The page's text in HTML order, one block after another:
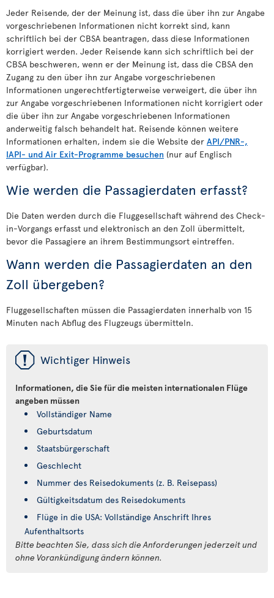
Jeder Reisende, der der Meinung ist, dass die über ihn zur Angabe
vorgeschriebenen Informationen nicht korrekt sind, kann
schriftlich bei der CBSA beantragen, dass diese Informationen
korrigiert werden. Jeder Reisende kann sich schriftlich bei der
CBSA beschweren, wenn er der Meinung ist, dass die CBSA den
Zugang zu den über ihn zur Angabe vorgeschriebenen
Informationen ungerechtfertigterweise verweigert, die über ihn
zur Angabe vorgeschriebenen Informationen nicht korrigiert oder
die über ihn zur Angabe vorgeschriebenen Informationen
anderweitig falsch behandelt hat. Reisende können weitere
Informationen erhalten, indem sie die Website der API/PNR-,
IAPI- und Air Exit-Programme besuchen (nur auf Englisch
verfügbar).
Wie werden die Passagierdaten erfasst?
Die Daten werden durch die Fluggesellschaft während des Check-
in-Vorgangs erfasst und elektronisch an den Zoll übermittelt,
bevor die Passagiere an ihrem Bestimmungsort eintreffen.
Wann werden die Passagierdaten an den
Zoll übergeben?
Fluggesellschaften müssen die Passagierdaten innerhalb von 15
Minuten nach Abflug des Flugzeugs übermitteln.
ü Wichtiger Hinweis
Informationen, die Sie für die meisten internationalen Flüge
angeben müssen
Vollständiger Name
Geburtsdatum
Staatsbürgerschaft
Geschlecht
Nummer des Reisedokuments (z. B. Reisepass)
Gültigkeitsdatum des Reisedokuments
Flüge in die USA: Vollständige Anschrift Ihres
Aufenthaltsorts
Bitte beachten Sie, dass sich die Anforderungen jederzeit und
ohne Vorankündigung ändern können.